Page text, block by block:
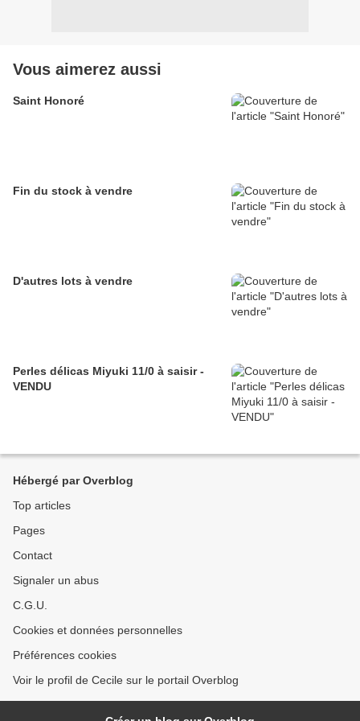
Vous aimerez aussi
Saint Honoré
Fin du stock à vendre
D'autres lots à vendre
Perles délicas Miyuki 11/0 à saisir -
VENDU
Hébergé par Overblog
Top articles
Pages
Contact
Signaler un abus
C.G.U.
Cookies et données personnelles
Préférences cookies
Voir le profil de Cecile sur le portail Overblog